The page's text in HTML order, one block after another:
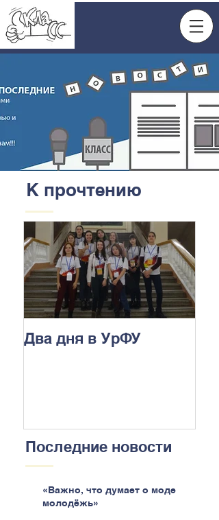
К прочтению
Два дня в УрФУ
Последние новости
«Важно, что думает о моде
молодёжь»